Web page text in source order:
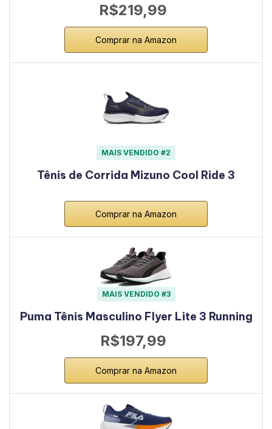
R$219,99
Comprar na Amazon
MAIS VENDIDO #2
Tênis de Corrida Mizuno Cool Ride 3
Comprar na Amazon
MAIS VENDIDO #3
Puma Tênis Masculino Flyer Lite 3 Running
R$197,99
Comprar na Amazon